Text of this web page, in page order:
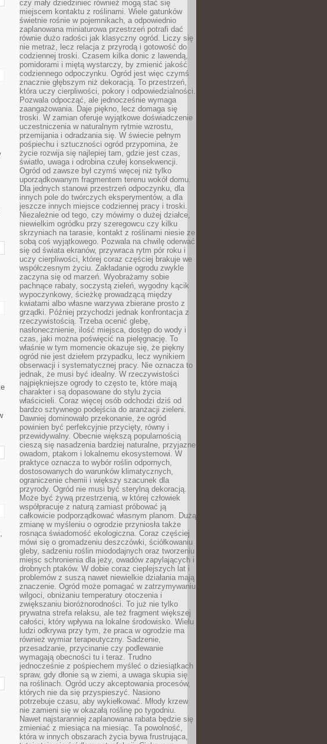
czy mały dziedziniec również mogą stać się
miejscem kontaktu z roślinami. Wiele gatunków
świetnie rośnie w pojemnikach, a odpowiednio
zaplanowana miniaturowa przestrzeń potrafi dać
równie dużo radości jak klasyczny ogród. Liczy się
nie metraż, lecz relacja z przyrodą i gotowość do
codziennej troski. Czasem kilka donic z lawendą,
pomidorami i miętą wystarczy, by zmienić jakość
codziennego odpoczynku. Ogród jest więc czymś
znacznie głębszym niż dekoracją. To przestrzeń,
która uczy cierpliwości, pokory i odpowiedzialności.
Pozwala odpocząć, ale jednocześnie wymaga
zaangażowania. Daje piękno, lecz domaga się
troski. W zamian oferuje wyjątkowe doświadczenie
uczestniczenia w naturalnym rytmie wzrostu,
przemijania i odradzania się. W świecie pełnym
pośpiechu i sztuczności ogród przypomina, że
życie rozwija się najlepiej tam, gdzie jest czas,
światło, uwaga i odrobina czułej konsekwencji.
Ogród od zawsze był czymś więcej niż tylko
uporządkowanym fragmentem terenu wokół domu.
Dla jednych stanowi przestrzeń odpoczynku, dla
innych pole do twórczych eksperymentów, a dla
jeszcze innych miejsce codziennej pracy i troski.
Niezależnie od tego, czy mówimy o dużej działce,
niewielkim ogródku przy szeregowcu czy kilku
skrzyniach na tarasie, kontakt z roślinami niesie ze
sobą coś wyjątkowego. Pozwala na chwilę oderwać
się od świata ekranów, przywraca rytm pór roku i
uczy cierpliwości, której coraz częściej brakuje we
współczesnym życiu. Zakładanie ogrodu zwykle
zaczyna się od marzeń. Wyobrażamy sobie
pachnące rabaty, soczystą zieleń, wygodny kącik
wypoczynkowy, ścieżkę prowadzącą między
kwiatami albo własne warzywa zbierane prosto z
grządki. Później przychodzi jednak konfrontacja z
rzeczywistością. Trzeba ocenić glebę,
nasłonecznienie, ilość miejsca, dostęp do wody i
czas, jaki można poświęcić na pielęgnację. To
właśnie w tym momencie okazuje się, że piękny
ogród nie jest dziełem przypadku, lecz wynikiem
obserwacji i systematycznej pracy. Nie oznacza to
jednak, że musi być idealny. W rzeczywistości
najpiękniejsze ogrody to często te, które mają
charakter i są dopasowane do stylu życia
właścicieli. Coraz więcej osób odchodzi dziś od
bardzo sztywnego podejścia do aranżacji zieleni.
Dawniej dominowało przekonanie, że ogród
powinien być perfekcyjnie przycięty, równy i
przewidywalny. Obecnie większą popularnością
cieszą się nasadzenia bardziej naturalne, przyjazne
owadom, ptakom i lokalnemu ekosystemowi. W
praktyce oznacza to wybór roślin odpornych,
dostosowanych do warunków klimatycznych,
ograniczenie chemii i większy szacunek dla
przyrody. Ogród nie musi być sterylną dekoracją.
Może być żywą przestrzenią, w której człowiek
współpracuje z naturą zamiast próbować ją
całkowicie podporządkować własnym planom. Dużą
zmianę w myśleniu o ogrodzie przyniosła także
rosnąca świadomość ekologiczna. Coraz częściej
mówi się o gromadzeniu deszczówki, ściółkowaniu
gleby, sadzeniu roślin miododajnych oraz tworzeniu
miejsc schronienia dla jeży, owadów zapylających i
drobnych ptaków. W dobie coraz cieplejszych lat i
problemów z suszą nawet niewielkie działania mają
znaczenie. Ogród może pomagać w zatrzymywaniu
wilgoci, obniżaniu temperatury otoczenia i
zwiększaniu bioróżnorodności. To już nie tylko
prywatna strefa relaksu, ale też fragment większej
całości, który wpływa na lokalne środowisko. Wielu
ludzi odkrywa przy tym, że praca w ogrodzie ma
również wymiar terapeutyczny. Sadzenie,
przesadzanie, przycinanie czy podlewanie
wymagają obecności tu i teraz. Trudno
jednocześnie z pośpiechem myśleć o dziesiątkach
spraw, gdy dłonie są w ziemi, a uwaga skupia się
na roślinach. Ogród uczy akceptowania procesów,
których nie da się przyspieszyć. Nasiono
potrzebuje czasu, aby wykiełkować. Młody krzew
nie zamieni się w okazałą roślinę po tygodniu.
Nawet najstaranniej zaplanowana rabata będzie się
zmieniać z miesiąca na miesiąc. Ta powolność,
która w innych obszarach życia bywa frustrująca,